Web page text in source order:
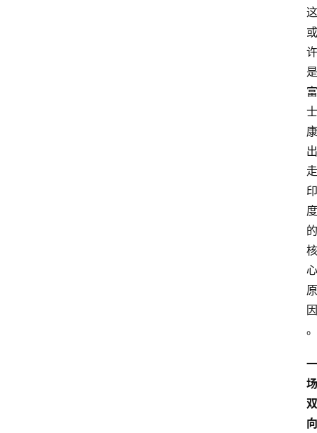
这
或
许
是
富
士
康
出
走
印
度
的
核
心
原
因
。
一
场
双
向